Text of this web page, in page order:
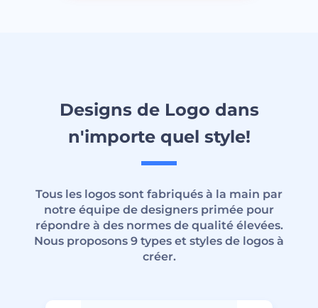
Designs de Logo dans
n'importe quel style!
Tous les logos sont fabriqués à la main par
notre équipe de designers primée pour
répondre à des normes de qualité élevées.
Nous proposons 9 types et styles de logos à
créer.